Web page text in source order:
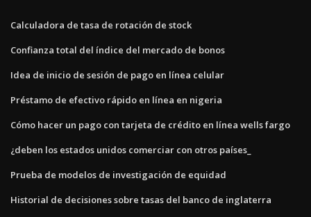
Calculadora de tasa de rotación de stock
Confianza total del índice del mercado de bonos
Idea de inicio de sesión de pago en línea celular
Préstamo de efectivo rápido en línea en nigeria
Cómo hacer un pago con tarjeta de crédito en línea wells fargo
¿deben los estados unidos comerciar con otros países_
Prueba de modelos de investigación de equidad
Historial de decisiones sobre tasas del banco de inglaterra